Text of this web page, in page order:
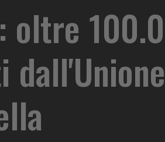
oltre
dall'Unione